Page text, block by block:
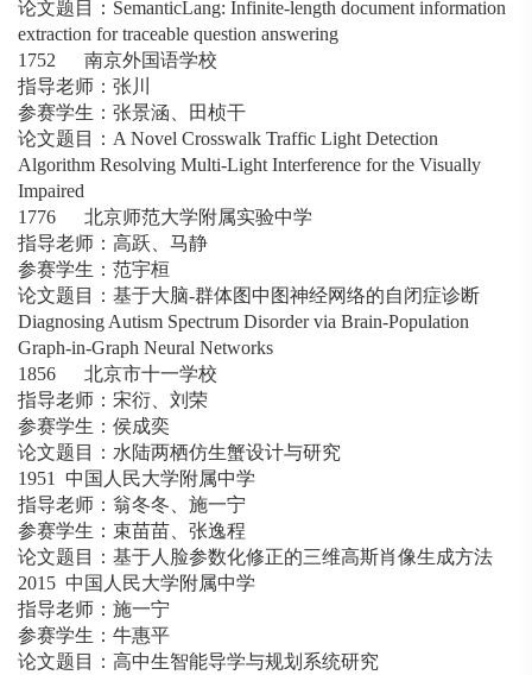
论文题目：SemanticLang: Infinite-length document information
extraction for traceable question answering
1752 南京外国语学校
指导老师：张川
参赛学生：张景涵、田桢干
论文题目：A Novel Crosswalk Traffic Light Detection
Algorithm Resolving Multi-Light Interference for the Visually
Impaired
1776 北京师范大学附属实验中学
指导老师：高跃、马静
参赛学生：范宇桓
论文题目：基于大脑-群体图中图神经网络的自闭症诊断
Diagnosing Autism Spectrum Disorder via Brain-Population
Graph-in-Graph Neural Networks
1856 北京市十一学校
指导老师：宋衍、刘荣
参赛学生：侯成奕
论文题目：水陆两栖仿生蟹设计与研究
1951 中国人民大学附属中学
指导老师：翁冬冬、施一宁
参赛学生：束苗苗、张逸程
论文题目：基于人脸参数化修正的三维高斯肖像生成方法
2015 中国人民大学附属中学
指导老师：施一宁
参赛学生：牛惠平
论文题目：高中生智能导学与规划系统研究